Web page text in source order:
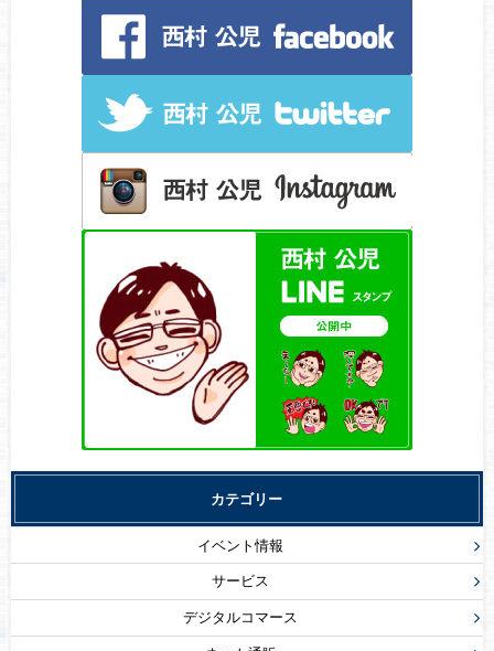
カテゴリー
イベント情報
サービス
デジタルコマース